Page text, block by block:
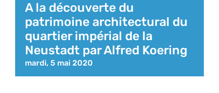
A la découverte du
patrimoine architectural du
quartier impérial de la
Neustadt par Alfred Koering
mardi, 5 mai 2020